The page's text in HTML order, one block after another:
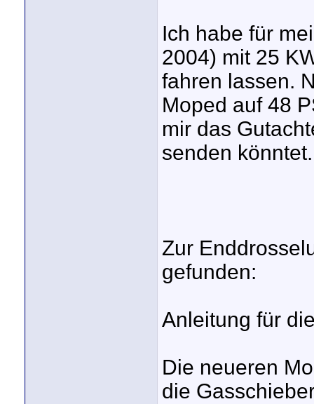
Ich habe für
2004) mit 25
fahren lassen.
Moped auf 48
mir das
senden könntet.
Zur
gefunden:
Anleitung für
Die neueren
die